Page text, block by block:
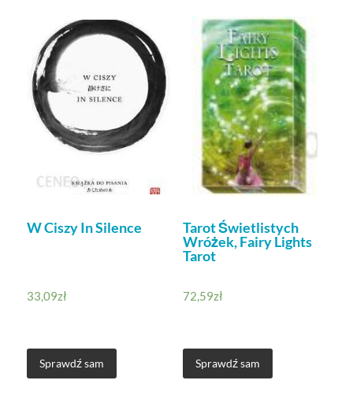
W Ciszy In Silence
33,09zł
Sprawdź sam
Tarot Świetlistych
Wróżek, Fairy Lights
Tarot
72,59zł
Sprawdź sam